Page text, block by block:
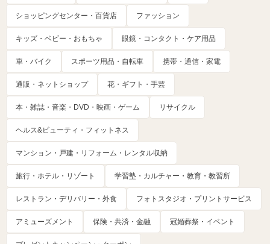
ショッピングセンター・百貨店 ファッション
キッズ・ベビー・おもちゃ 眼鏡・コンタクト・ケア用品
車・バイク スポーツ用品・自転車 携帯・通信・家電
通販・ネットショップ 花・ギフト・手芸
本・雑誌・音楽・DVD・映画・ゲーム リサイクル
ヘルス&ビューティ・フィットネス
マンション・戸建・リフォーム・レンタル収納
旅行・ホテル・リゾート 学習塾・カルチャー・教育・教習所
レストラン・デリバリー・外食 フォトスタジオ・プリントサービス
アミューズメント 保険・共済・金融 冠婚葬祭・イベント